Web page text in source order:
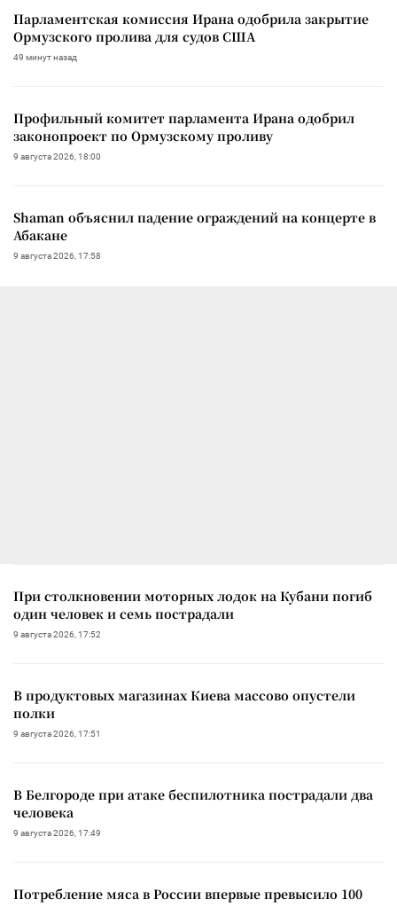
Парламентская комиссия Ирана одобрила закрытие
Ормузского пролива для судов США
49 минут назад
Профильный комитет парламента Ирана одобрил
законопроект по Ормузскому проливу
9 августа 2026, 18:00
Shaman объяснил падение ограждений на концерте в
Абакане
9 августа 2026, 17:58
При столкновении моторных лодок на Кубани погиб
один человек и семь пострадали
9 августа 2026, 17:52
В продуктовых магазинах Киева массово опустели
полки
9 августа 2026, 17:51
В Белгороде при атаке беспилотника пострадали два
человека
9 августа 2026, 17:49
Потребление мяса в России впервые превысило 100